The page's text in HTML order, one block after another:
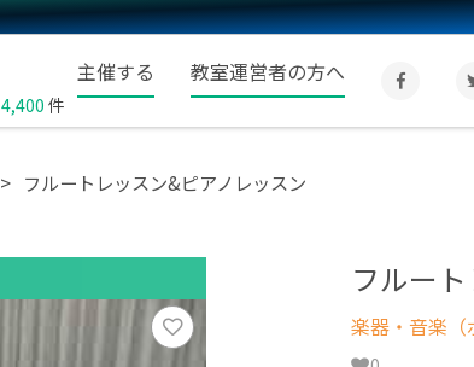
4,400 件
主催する 教室運営者の方へ
フルートレッスン&ピアノレッスン
フルー
楽器・音楽（